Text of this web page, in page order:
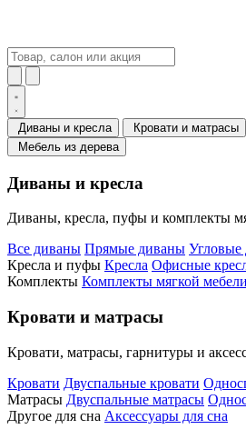
Диваны и кресла Кровати и матрасы
Мебель из дерева
Диваны и кресла
Диваны, кресла, пуфы и комплекты
Все диваны Прямые диваны Угловые
Кресла и пуфы Кресла Офисные
Комплекты Комплекты мягкой мебели
Кровати и матрасы
Кровати, матрасы, гарнитуры и
Кровати Двуспальные кровати
Матрасы Двуспальные матрасы
Другое для сна Аксессуары для сна